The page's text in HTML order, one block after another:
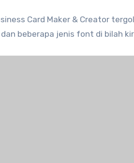
Card Maker & Creator
beberapa jenis font di bilah